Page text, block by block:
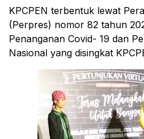
KPCPEN terbentuk lewat
(Perpres) nomor 82 tahun
Penanganan Covid- 19 dan
Nasional yang disingkat